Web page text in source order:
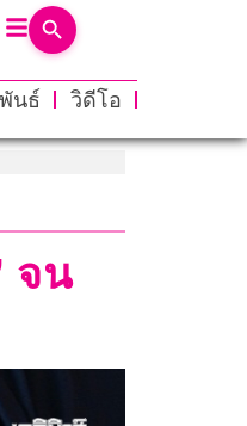
นธ์
วิดีโอ
จน